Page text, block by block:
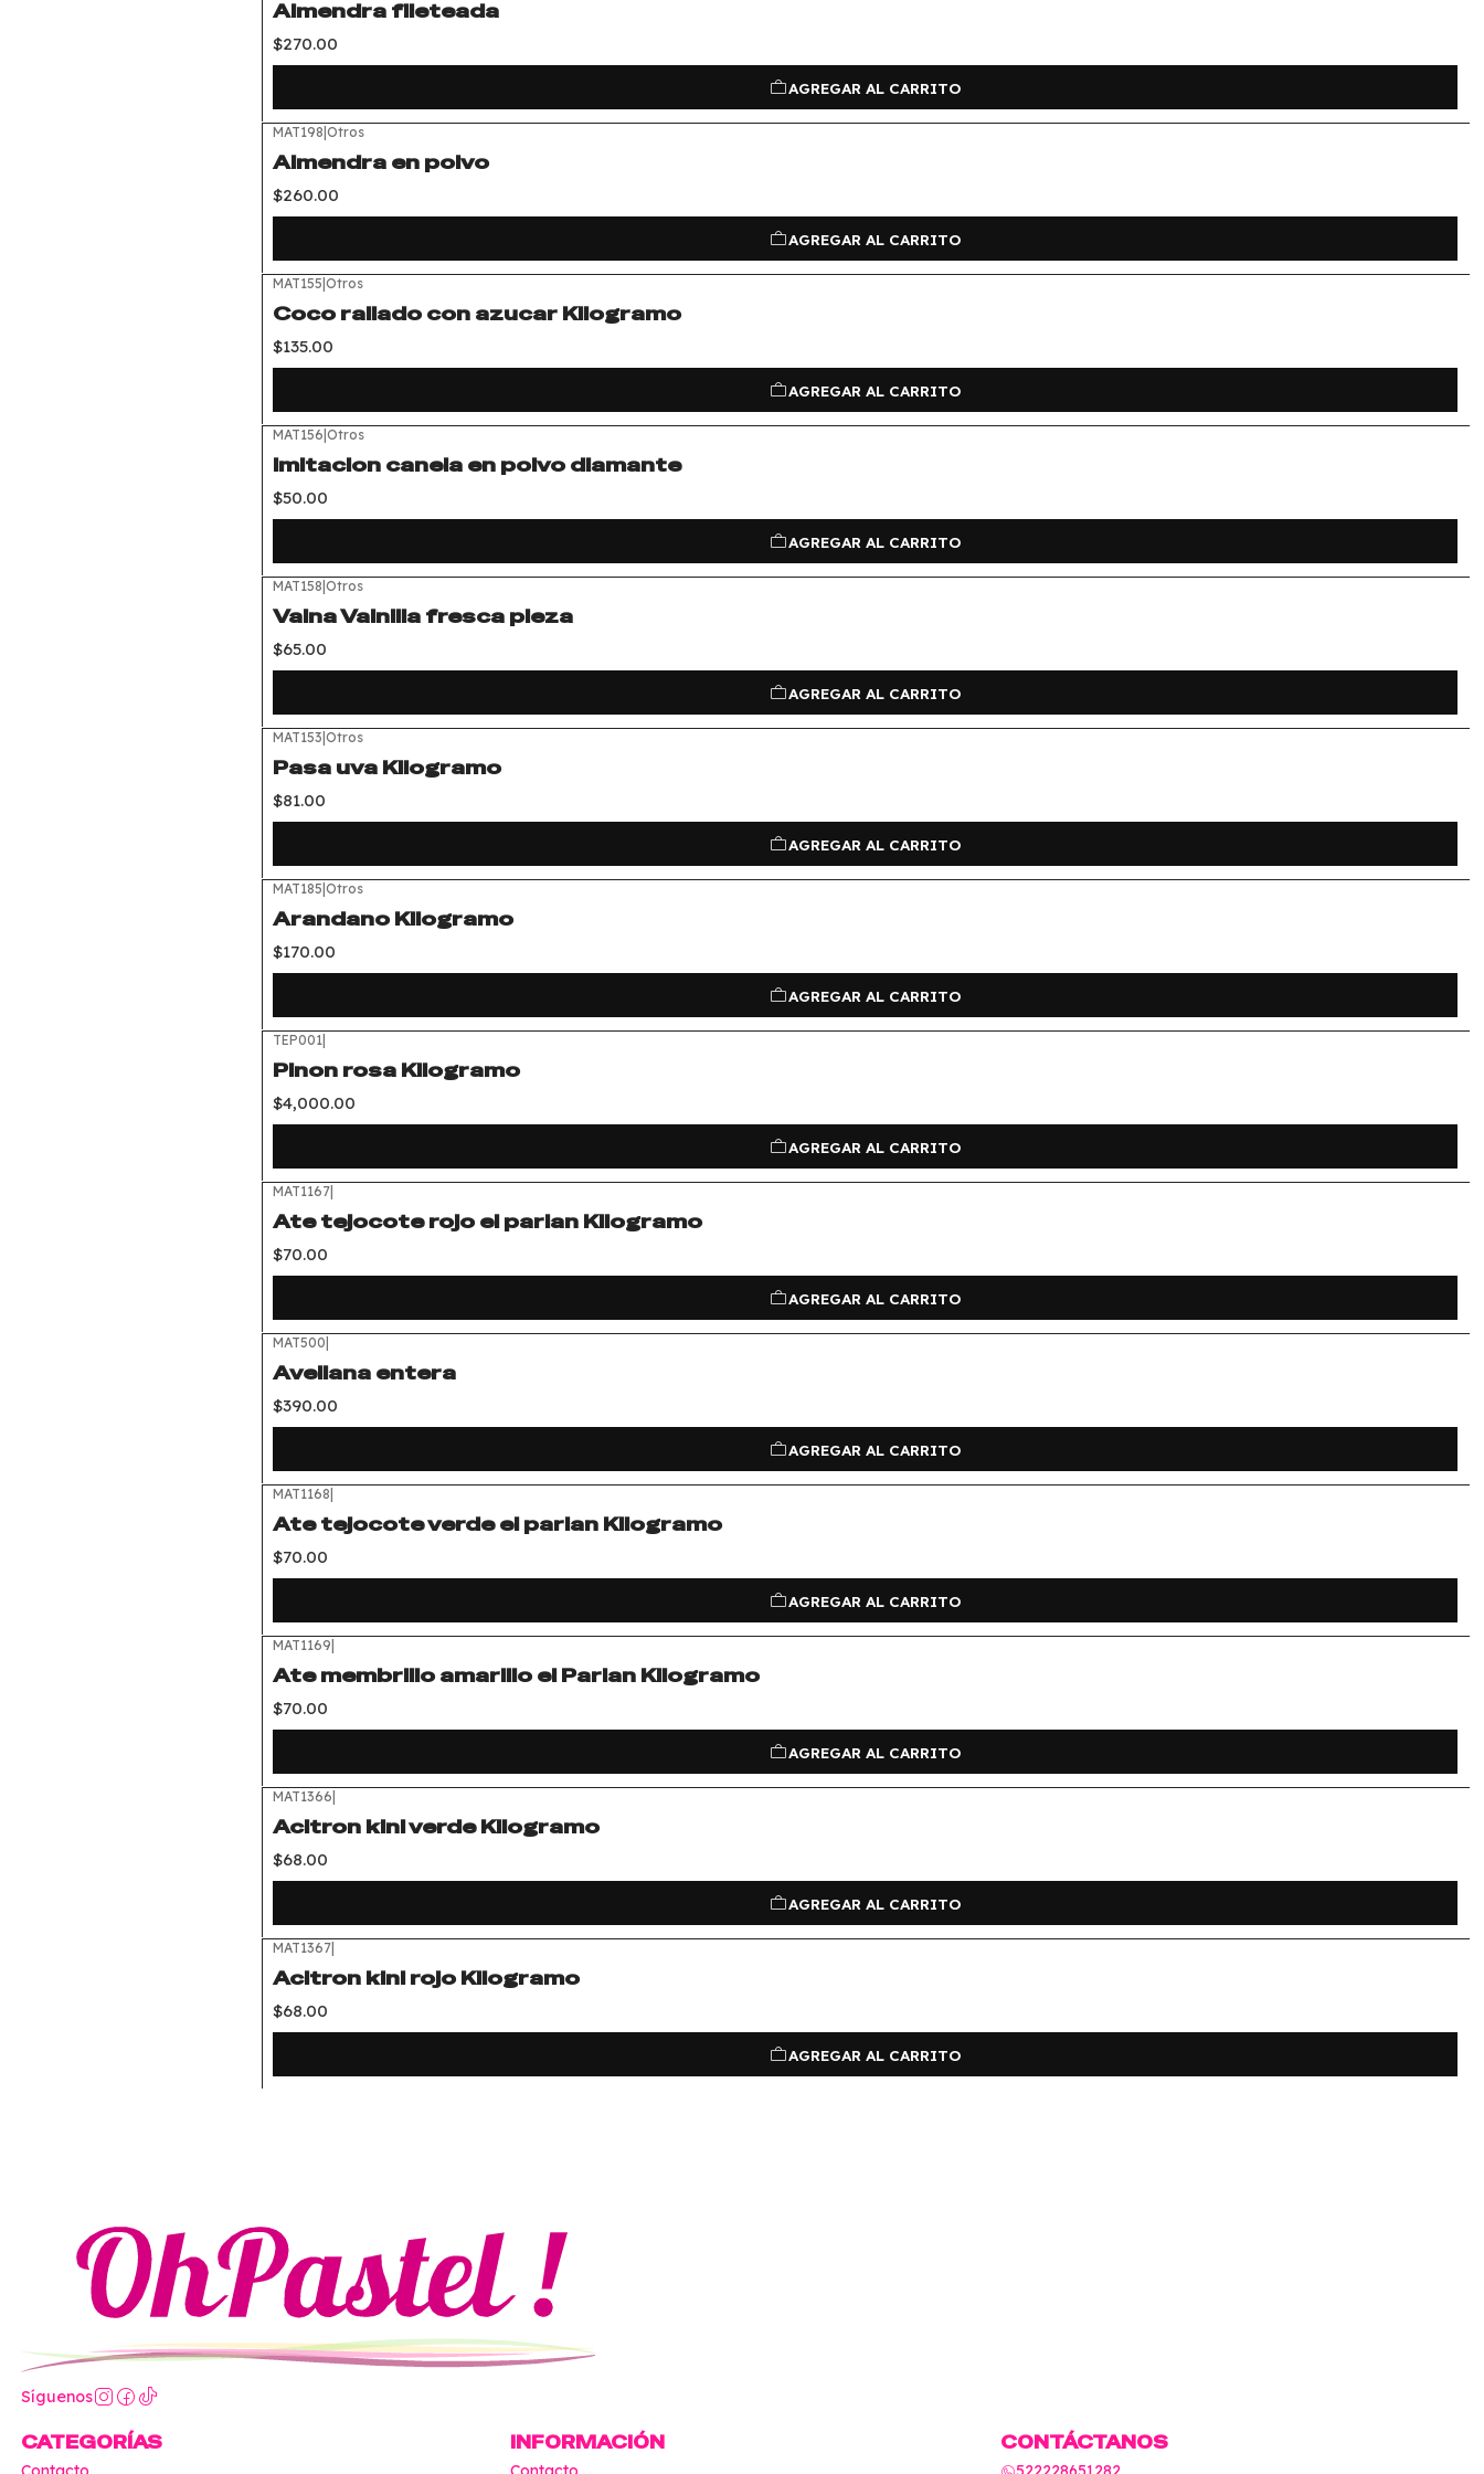
Almendra fileteada
$270.00
AGREGAR AL CARRITO
MAT198|Otros
Almendra en polvo
$260.00
AGREGAR AL CARRITO
MAT155|Otros
Coco rallado con azucar Kilogramo
$135.00
AGREGAR AL CARRITO
MAT156|Otros
Imitacion canela en polvo diamante
$50.00
AGREGAR AL CARRITO
MAT158|Otros
Vaina Vainilla fresca pieza
$65.00
AGREGAR AL CARRITO
MAT153|Otros
Pasa uva Kilogramo
$81.00
AGREGAR AL CARRITO
MAT185|Otros
Arandano Kilogramo
$170.00
AGREGAR AL CARRITO
TEP001|
Pinon rosa Kilogramo
$4,000.00
AGREGAR AL CARRITO
MAT1167|
Ate tejocote rojo el parian Kilogramo
$70.00
AGREGAR AL CARRITO
MAT500|
Avellana entera
$390.00
AGREGAR AL CARRITO
MAT1168|
Ate tejocote verde el parian Kilogramo
$70.00
AGREGAR AL CARRITO
MAT1169|
Ate membrillo amarillo el Parian Kilogramo
$70.00
AGREGAR AL CARRITO
MAT1366|
Acitron kini verde Kilogramo
$68.00
AGREGAR AL CARRITO
MAT1367|
Acitron kini rojo Kilogramo
$68.00
AGREGAR AL CARRITO
Síguenos
CATEGORÍAS INFORMACIÓN CONTÁCTANOS